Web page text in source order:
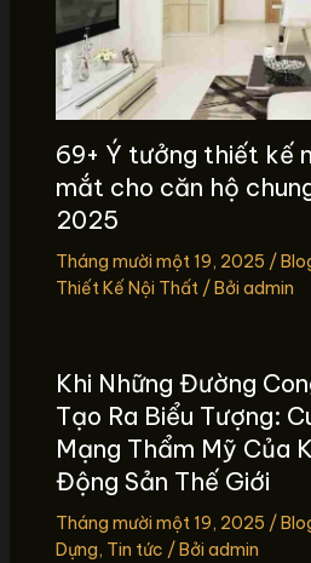
69+ Ý tưởng thiết kế
mắt cho căn hộ
2025
Tháng mười một 19, 2025 /
Thiết Kế Nội Thất/ Bởi admin
Khi Những Đường
Tạo Ra Biểu Tượng:
Mạng Thẩm Mỹ Của
Động Sản Thế Giới
Tháng mười một 19, 2025 /
Dựng, Tin tức / Bởi admin